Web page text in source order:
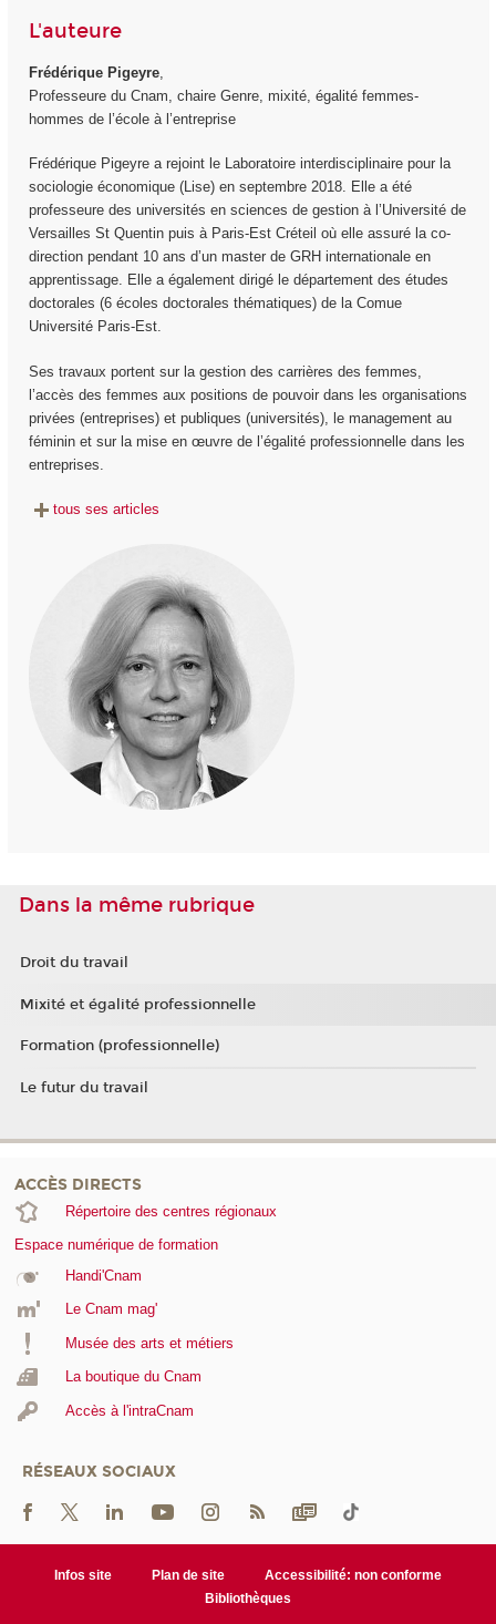
L'auteure
Frédérique Pigeyre,
Professeure du Cnam, chaire Genre, mixité, égalité femmes-
hommes de l’école à l’entreprise
Frédérique Pigeyre a rejoint le Laboratoire interdisciplinaire pour la
sociologie économique (Lise) en septembre 2018. Elle a été
professeure des universités en sciences de gestion à l’Université de
Versailles St Quentin puis à Paris-Est Créteil où elle assuré la co-
direction pendant 10 ans d’un master de GRH internationale en
apprentissage. Elle a également dirigé le département des études
doctorales (6 écoles doctorales thématiques) de la Comue
Université Paris-Est.
Ses travaux portent sur la gestion des carrières des femmes,
l’accès des femmes aux positions de pouvoir dans les organisations
privées (entreprises) et publiques (universités), le management au
féminin et sur la mise en œuvre de l’égalité professionnelle dans les
entreprises.
tous ses articles
Dans la même rubrique
Droit du travail
Mixité et égalité professionnelle
Formation (professionnelle)
Le futur du travail
ACCÈS DIRECTS
Répertoire des centres régionaux
Espace numérique de formation
Handi'Cnam
Le Cnam mag'
Musée des arts et métiers
La boutique du Cnam
Accès à l'intraCnam
RÉSEAUX SOCIAUX
Infos site Plan de site
Accessibilité: non conforme
Bibliothèques